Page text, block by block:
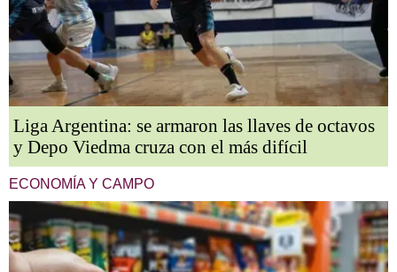
Liga Argentina: se armaron las llaves de octavos
y Depo Viedma cruza con el más difícil
ECONOMÍA Y CAMPO